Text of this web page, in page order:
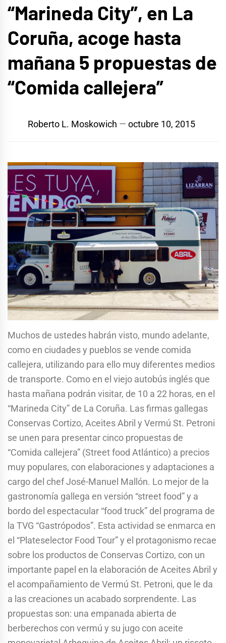
“Marineda City”, en La
Coruña, acoge hasta
mañana 5 propuestas de
“Comida callejera”
Roberto L. Moskowich octubre 10, 2015
Muchos de ustedes habrán visto, mundo adelante,
como en ciudades y pueblos se vende comida
callejera, utilizando para ello muy diferentes medios
de transporte. Como en el viejo autobús inglés que
hasta mañana podrán visitar, de 10 a 22 horas, en el
“Marineda City” de La Coruña. Las firmas gallegas
Conservas Cortizo, Aceites Abril y Vermú St. Petroni
se unen para presentar cinco propuestas de
“Comida callejera” (Street food Atlántico) a precios
muy populares, con elaboraciones y adaptaciones a
cargo del chef José-Manuel Mallón. Lo mejor de la
gastronomía gallega en versión “street food” y a
bordo del espectacular “food truck” del programa de
la TVG “Gastrópodos”. Esta actividad se enmarca en
el “Plateselector Food Tour” y el protagonismo recae
sobre los productos de Conservas Cortizo, con un
importante papel en la elaboración de Aceites Abril y
el acompañamiento de Vermú St. Petroni, que le da
a las creaciones un acabado sorprendente. Las
propuestas son: una empanada abierta de
berberechos con vermú y su jugo con aceite